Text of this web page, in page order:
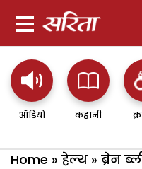
ऑडियो कहानी
Home » हेल्थ » ब्रेन